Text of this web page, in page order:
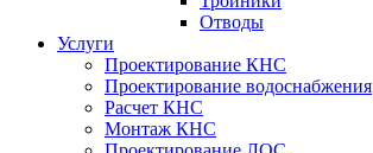
Отводы
Услуги
Проектирование КНС
Проектирование водоснабжения
Расчет КНС
Монтаж КНС